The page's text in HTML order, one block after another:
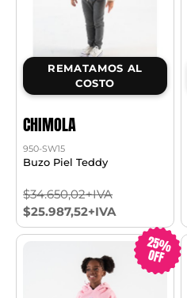
REMATAMOS AL
COSTO
CHIMOLA
950-SW15
Buzo Piel Teddy
$34.650,02+IVA
$25.987,52+IVA
25%
OFF